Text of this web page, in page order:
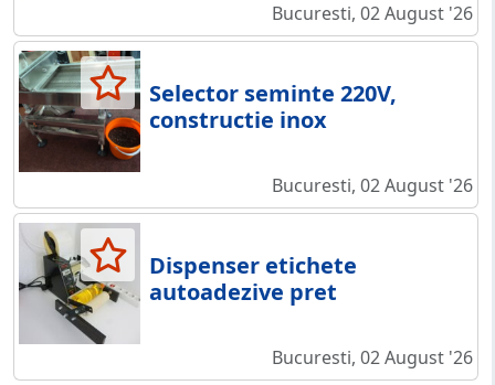
Bucuresti, 02 August '26
Selector seminte 220V,
constructie inox
Bucuresti, 02 August '26
Dispenser etichete
autoadezive pret
Bucuresti, 02 August '26